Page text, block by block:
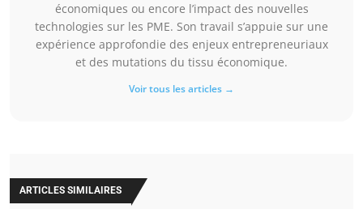
économiques ou encore l’impact des nouvelles
technologies sur les PME. Son travail s’appuie sur une
expérience approfondie des enjeux entrepreneuriaux
et des mutations du tissu économique.
Voir tous les articles →
ARTICLES SIMILAIRES